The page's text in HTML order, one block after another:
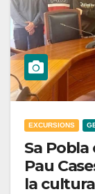
EXCURSIONS
Sa Pobla
Pau
la